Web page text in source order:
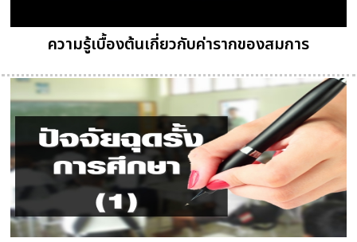
ความรู้เบื้องต้นเกี่ยวกับค่ารากของสมการ